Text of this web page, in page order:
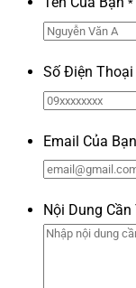
*
Số Điện Thoại
Email Của Bạn
Nội Dung Cần